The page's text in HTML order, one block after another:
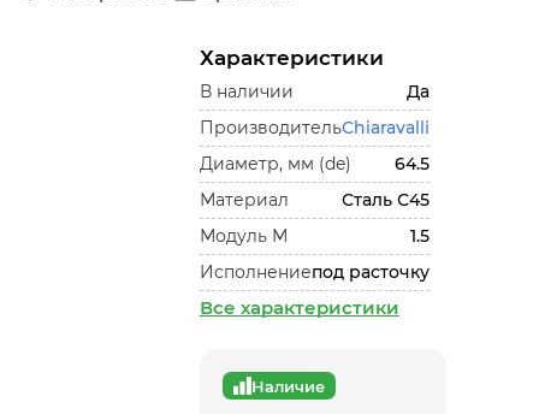
Характеристики
В наличии
Да
ПроизводительChiaravalli
Диаметр, мм (de)
64.5
Материал
Сталь С45
Модуль М
1.5
Исполнениепод расточку
Все характеристики
Наличие